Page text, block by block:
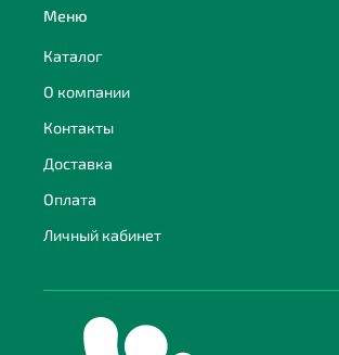
Меню
Каталог
О компании
Контакты
Доставка
Оплата
Личный кабинет